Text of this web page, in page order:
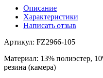
Описание
Характеристики
Написать отзыв
Артикул: FZ2966-105
Материал: 13% полиэстер,
резина (камера)